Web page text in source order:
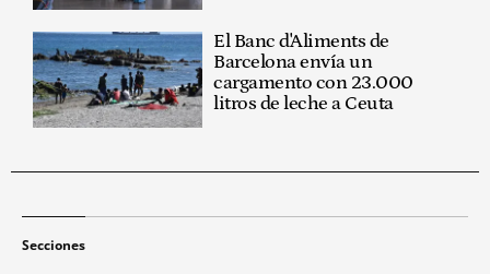
El Banc d'Aliments de
Barcelona envía un
cargamento con 23.000
litros de leche a Ceuta
Secciones